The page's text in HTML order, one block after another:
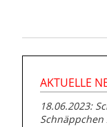
AKTUELLE
18.06.2023: